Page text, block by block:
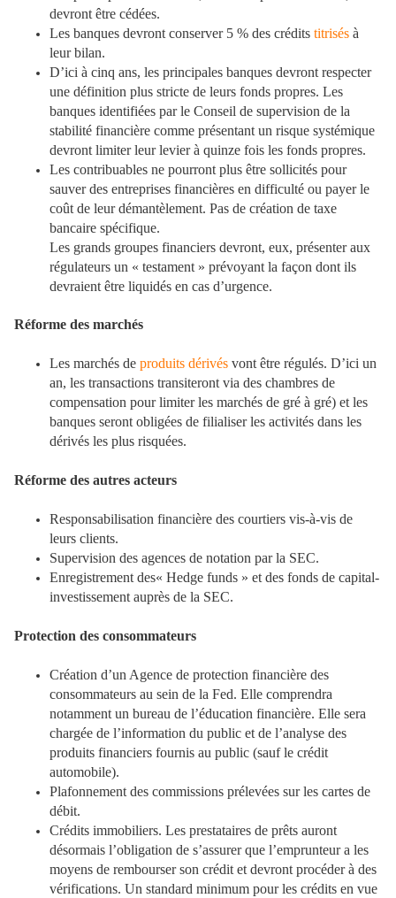
devront être cédées.
Les banques devront conserver 5 % des crédits titrisés à
leur bilan.
D’ici à cinq ans, les principales banques devront respecter
une définition plus stricte de leurs fonds propres. Les
banques identifiées par le Conseil de supervision de la
stabilité financière comme présentant un risque systémique
devront limiter leur levier à quinze fois les fonds propres.
Les contribuables ne pourront plus être sollicités pour
sauver des entreprises financières en difficulté ou payer le
coût de leur démantèlement. Pas de création de taxe
bancaire spécifique.
Les grands groupes financiers devront, eux, présenter aux
régulateurs un « testament » prévoyant la façon dont ils
devraient être liquidés en cas d’urgence.
Réforme des marchés
Les marchés de produits dérivés vont être régulés. D’ici un
an, les transactions transiteront via des chambres de
compensation pour limiter les marchés de gré à gré) et les
banques seront obligées de filialiser les activités dans les
dérivés les plus risquées.
Réforme des autres acteurs
Responsabilisation financière des courtiers vis-à-vis de
leurs clients.
Supervision des agences de notation par la SEC.
Enregistrement des« Hedge funds » et des fonds de capital-
investissement auprès de la SEC.
Protection des consommateurs
Création d’un Agence de protection financière des
consommateurs au sein de la Fed. Elle comprendra
notamment un bureau de l’éducation financière. Elle sera
chargée de l’information du public et de l’analyse des
produits financiers fournis au public (sauf le crédit
automobile).
Plafonnement des commissions prélevées sur les cartes de
débit.
Crédits immobiliers. Les prestataires de prêts auront
désormais l’obligation de s’assurer que l’emprunteur a les
moyens de rembourser son crédit et devront procéder à des
vérifications. Un standard minimum pour les crédits en vue